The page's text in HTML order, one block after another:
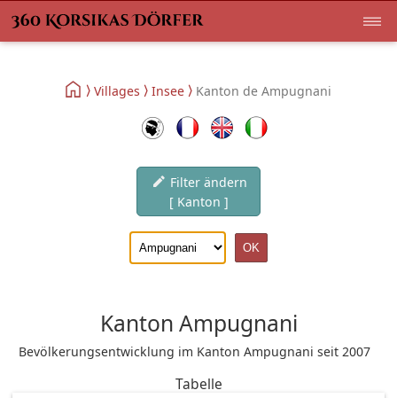
Villages Insee Kanton de Ampugnani
Filter ändern
[ Kanton ]
Kanton Ampugnani
Bevölkerungsentwicklung im Kanton Ampugnani seit 2007
Tabelle